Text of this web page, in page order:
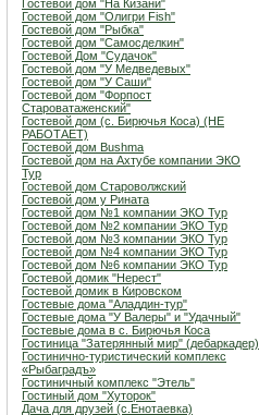
Гостевой дом "На Кизани"
Гостевой дом "Олигри Fish"
Гостевой дом "Рыбка"
Гостевой дом "Самосделкин"
Гостевой Дом "Судачок"
Гостевой дом "У Медведевых"
Гостевой дом "У Саши"
Гостевой дом "Форпост
Староватаженский"
Гостевой дом (с. Бирючья Коса) (НЕ
РАБОТАЕТ)
Гостевой дом Bushma
Гостевой дом на Ахтубе компании ЭКО
Тур
Гостевой дом Староволжский
Гостевой дом у Рината
Гостевой дом №1 компании ЭКО Тур
Гостевой дом №2 компании ЭКО Тур
Гостевой дом №3 компании ЭКО Тур
Гостевой дом №4 компании ЭКО Тур
Гостевой дом №6 компании ЭКО Тур
Гостевой домик "Нерест"
Гостевой домик в Кировском
Гостевые дома "Аладдин-тур"
Гостевые дома "У Валеры" и "Удачный"
Гостевые дома в с. Бирючья Коса
Гостиница "Затерянный мир" (дебаркадер)
Гостинично-туристический комплекс
«Рыбаградъ»
Гостиничный комплекс "Этель"
Гостиный дом "Хуторок"
Дача для друзей (с.Енотаевка)